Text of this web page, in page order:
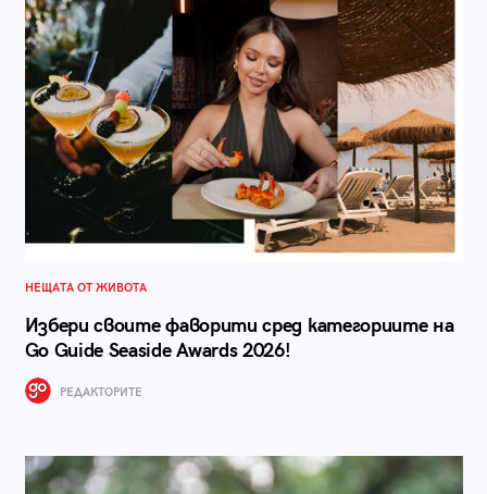
НЕЩАТА ОТ ЖИВОТА
Избери своите фаворити сред категориите на
Go Guide Seaside Awards 2026!
РЕДАКТОРИТЕ